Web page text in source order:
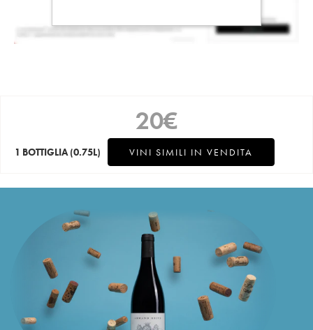
20€
1 BOTTIGLIA (0.75L) VINI SIMILI IN VENDITA